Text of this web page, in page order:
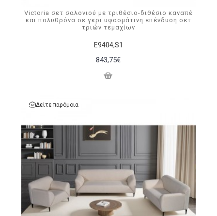
Ε9404,S1
Victoria σετ σαλονιού με τριθέσιο-διθέσιο καναπέ
και πολυθρόνα σε γκρι υφασμάτινη επένδυση σετ
τριών τεμαχίων
843,75€
Δείτε παρόμοια